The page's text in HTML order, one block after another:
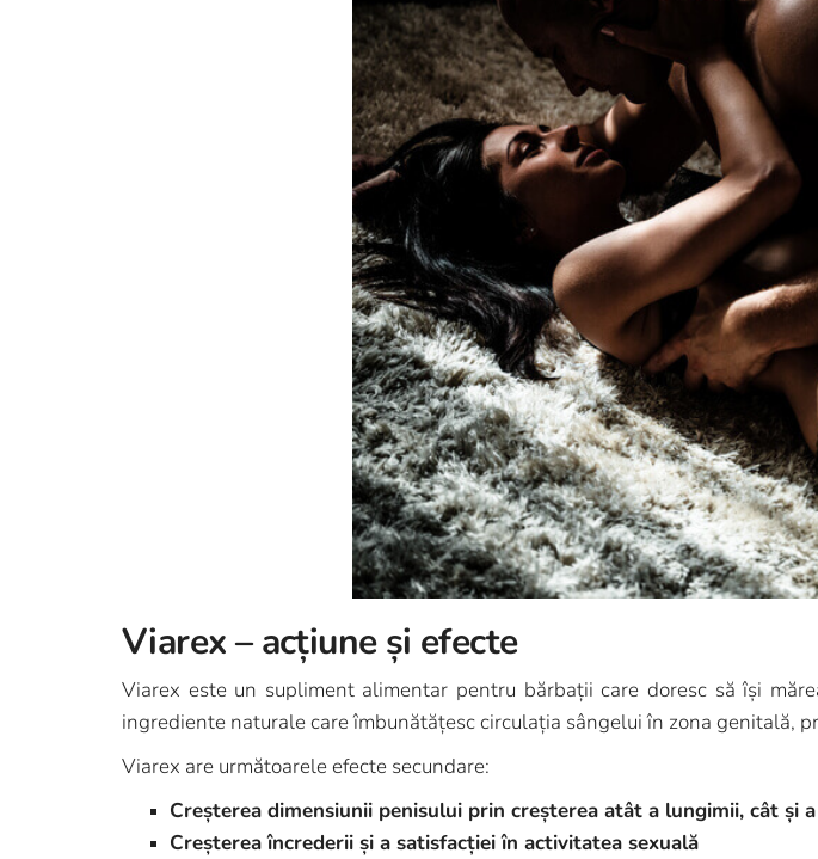
Viarex – acțiune și efecte
Viarex este un supliment alimentar pentru bărbații care doresc să își
ingrediente naturale care îmbunătățesc circulația sângelui în zona genitală,
Viarex are următoarele efecte secundare:
Creșterea dimensiunii penisului prin creșterea atât a lungimii, cât și
Creșterea încrederii și a satisfacției în activitatea sexuală